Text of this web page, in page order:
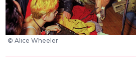
©Alice Wheeler